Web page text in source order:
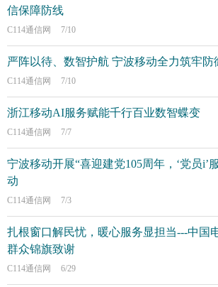
信保障防线
C114通信网 7/10
严阵以待、数智护航 宁波移动全力筑牢防
C114通信网 7/10
浙江移动AI服务赋能千行百业数智蝶变
C114通信网 7/7
宁波移动开展“喜迎建党105周年，‘党员i’
动
C114通信网 7/3
扎根窗口解民忧，暖心服务显担当---中国
群众锦旗致谢
C114通信网 6/29